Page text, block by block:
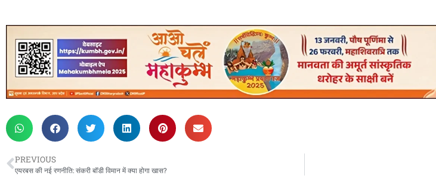
PREVIOUS
एयरबस की नई रणनीति: संकरी बॉडी विमान में क्या होगा खास?